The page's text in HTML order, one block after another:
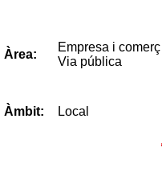
Àrea:
Empresa i comerç
Via pública
Àmbit: Local